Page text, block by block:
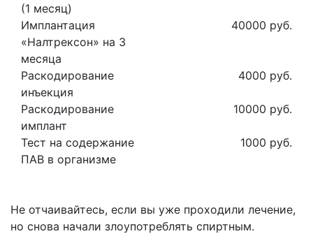
(1 месяц)
Имплантация
«Налтрексон» на 3
месяца
40000 руб.
Раскодирование
инъекция
4000 руб.
Раскодирование
имплант
10000 руб.
Тест на содержание
ПАВ в организме
1000 руб.
Не отчаивайтесь, если вы уже проходили лечение,
но снова начали злоупотреблять спиртным.